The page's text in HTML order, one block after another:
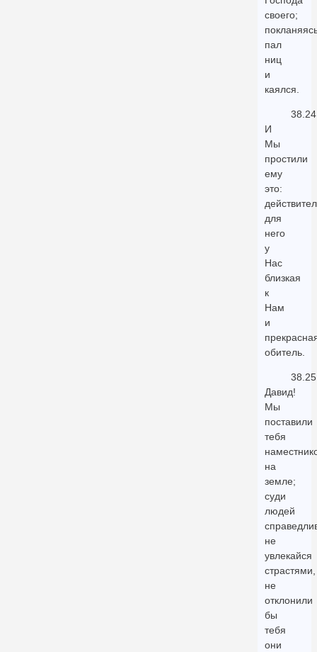
своего;
пал
ниц
и
каялся.
38.24
И
Мы
простили
ему
это:
для
него
у
Нас
близкая
к
Нам
и
обитель.
38.25
Давид!
Мы
поставили
тебя
на
земле;
суди
людей
не
увлекайся
страстями,
не
отклонили
бы
тебя
они